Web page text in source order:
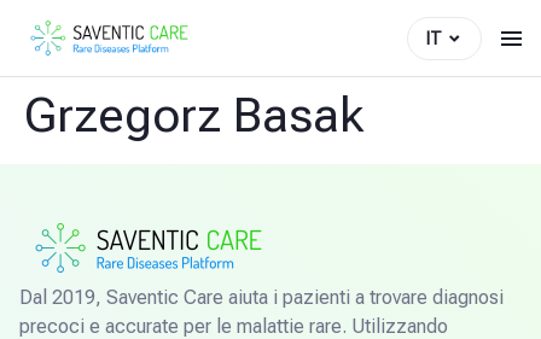
IT
Grzegorz Basak
Dal 2019, Saventic Care aiuta i pazienti a trovare diagnosi
precoci e accurate per le malattie rare. Utilizzando